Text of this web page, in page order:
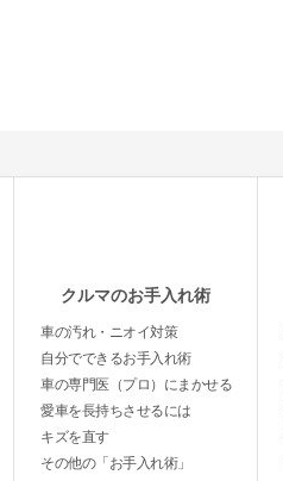
クルマのお手入れ術
車の汚れ・ニオイ対策
自分でできるお手入れ術
車の専門医（プロ）にまかせる
愛車を長持ちさせるには
キズを直す
その他の「お手入れ術」